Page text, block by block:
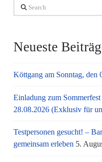
Search
Neueste
Köttgang am Sonntag, den
Einladung zum
28.08.2026 (Exklusiv für
Testpersonen gesucht! –
gemeinsam erleben 5.